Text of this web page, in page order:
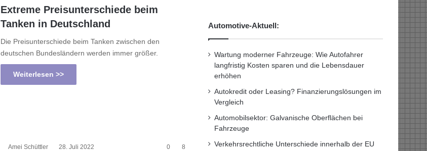
Extreme Preisunterschiede beim
Tanken in Deutschland
Die Preisunterschiede beim Tanken zwischen den
deutschen Bundesländern werden immer größer.
Weiterlesen >>
Amei Schüttler 28. Juli 2022 0 8
Automotive-Aktuell:
Wartung moderner Fahrzeuge: Wie Autofahrer
langfristig Kosten sparen und die Lebensdauer
erhöhen
Autokredit oder Leasing? Finanzierungslösungen im
Vergleich
Automobilsektor: Galvanische Oberflächen bei
Fahrzeuge
Verkehrsrechtliche Unterschiede innerhalb der EU